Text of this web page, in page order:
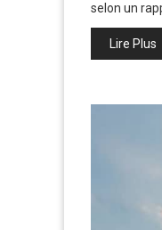
selon un
Lire Plus